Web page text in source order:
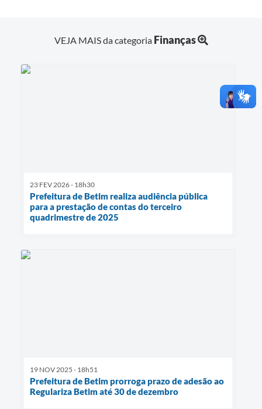
VEJA MAIS da categoria Finanças
23 FEV 2026 - 18h30
Prefeitura de Betim realiza audiência pública
para a prestação de contas do terceiro
quadrimestre de 2025
19 NOV 2025 - 18h51
Prefeitura de Betim prorroga prazo de adesão ao
Regulariza Betim até 30 de dezembro